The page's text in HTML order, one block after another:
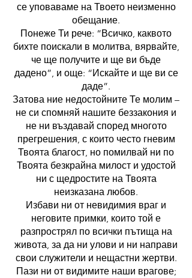
се уповаваме на Твоето неизменно
обещание.
Понеже Ти рече: “Всичко, каквото
бихте поискали в молитва, вярвайте,
че ще получите и ще ви бъде
дадено”, и още: “Искайте и ще ви се
даде”.
Затова ние недостойните Те молим –
не си спомняй нашите беззакония и
не ни въздавай според многото
прегрешения, с които често гневим
Твоята благост, но помилвай ни по
Твоята безкрайна милост и удостой
ни с щедростите на Твоята
неизказана любов.
Избави ни от невидимия враг и
неговите примки, които той е
разпрострял по всички пътища на
живота, за да ни улови и ни направи
свои служители и нещастни жертви.
Пази ни от видимите наши врагове;